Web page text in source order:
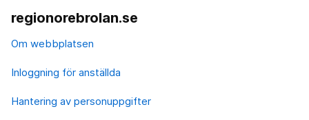
regionorebrolan.se
Om webbplatsen
Inloggning för anställda
Hantering av personuppgifter